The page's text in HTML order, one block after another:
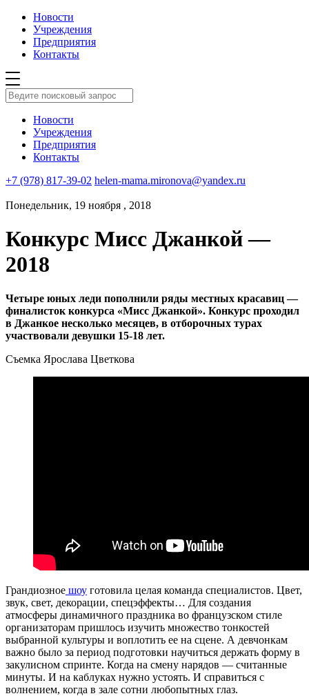
Новости
Учреждения
Предприятия
Контакты
Новости
Учреждения
Предприятия
Контакты
+7 (978) 817-39-02 helen-mama.mironova@yandex.ru
Понедельник, 19 ноября , 2018
Конкурс Мисс Джанкой —
2018
Четыре юных леди пополнили ряды местных красавиц —
финалисток конкурса «Мисс Джанкой». Конкурс проходил
в Джанкое несколько месяцев, в отборочных турах
участвовали девушки 15-18 лет.
Съемка Ярослава Цветкова
Грандиозное шоу готовила целая команда специалистов. Цвет,
звук, свет, декорации, спецэффекты… Для создания
атмосферы динамичного праздника во французском стиле
организаторам пришлось изучить множество тонкостей
выбранной культуры и воплотить ее на сцене. А девчонкам
важно было за период подготовки научиться держать форму в
закулисном спринте. Когда на смену нарядов — считанные
минуты. И на каблуках нужно устоять. И справиться с
волнением, когда в зале сотни любопытных глаз.